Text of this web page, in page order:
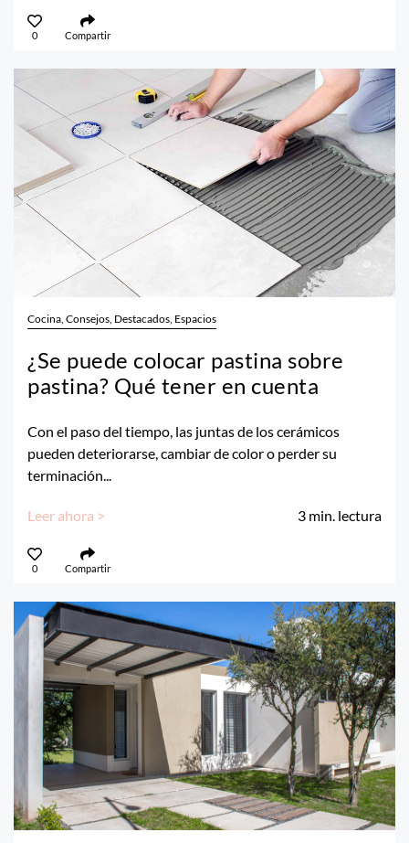
0 Compartir
Cocina, Consejos, Destacados, Espacios
¿Se puede colocar pastina sobre
pastina? Qué tener en cuenta
Con el paso del tiempo, las juntas de los cerámicos
pueden deteriorarse, cambiar de color o perder su
terminación...
Leer ahora > 3 min. lectura
0 Compartir